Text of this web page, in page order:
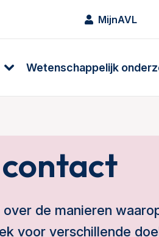
MijnAVL
Wetenschappelijk
de manieren
voor verschillende